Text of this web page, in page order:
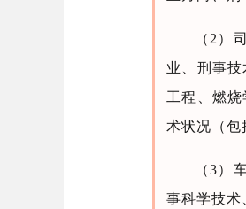
（2）
业、刑事
工程、燃
术状况（包
（3）
事科学技术